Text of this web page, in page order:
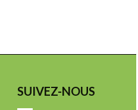
SUIVEZ-NOUS